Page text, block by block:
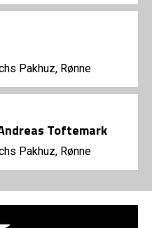
Pakhuz, Rønne
Toftemark
Pakhuz, Rønne